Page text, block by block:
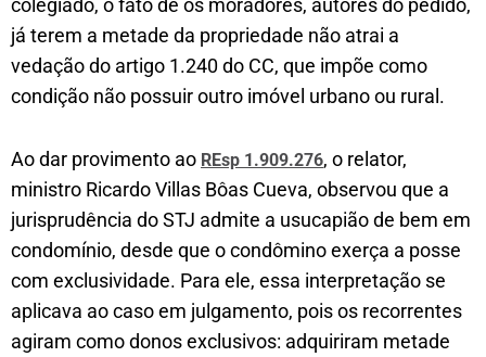
colegiado, o fato de os moradores, autores do pedido,
já terem a metade da propriedade não atrai a
vedação do artigo 1.240 do CC, que impõe como
condição não possuir outro imóvel urbano ou rural.
Ao dar provimento ao REsp 1.909.276, o relator,
ministro Ricardo Villas Bôas Cueva, observou que a
jurisprudência do STJ admite a usucapião de bem em
condomínio, desde que o condômino exerça a posse
com exclusividade. Para ele, essa interpretação se
aplicava ao caso em julgamento, pois os recorrentes
agiram como donos exclusivos: adquiriram metade